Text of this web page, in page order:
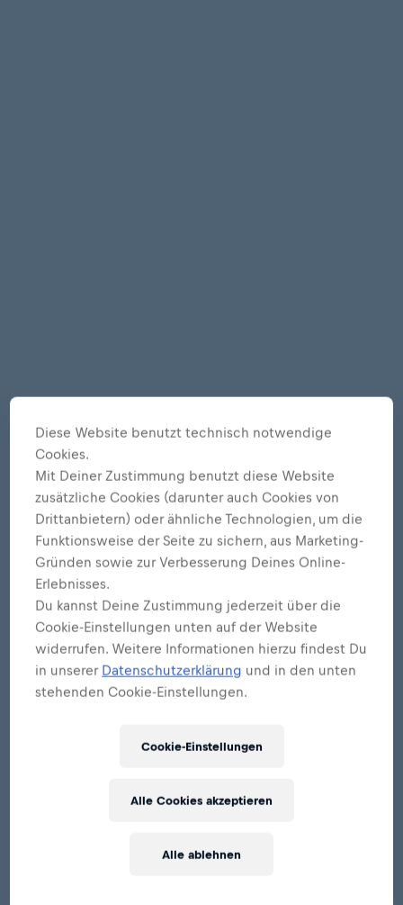
Diese Website benutzt technisch notwendige
Cookies.
Mit Deiner Zustimmung benutzt diese Website
zusätzliche Cookies (darunter auch Cookies von
Drittanbietern) oder ähnliche Technologien, um die
Funktionsweise der Seite zu sichern, aus Marketing-
Gründen sowie zur Verbesserung Deines Online-
Erlebnisses.
Du kannst Deine Zustimmung jederzeit über die
Cookie-Einstellungen unten auf der Website
widerrufen. Weitere Informationen hierzu findest Du
in unserer Datenschutzerklärung und in den unten
stehenden Cookie-Einstellungen.
Cookie-Einstellungen
Alle ablehnen
Alle Cookies akzeptieren